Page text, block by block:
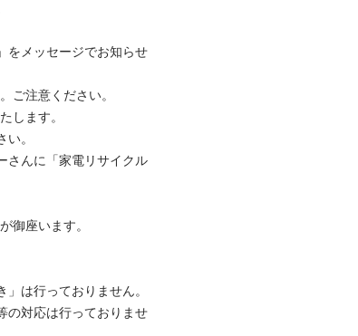
をメッセージでお知らせ
ご注意ください。
します。
。
さんに「家電リサイクル
御座います。
は行っておりません。
の対応は行っておりませ